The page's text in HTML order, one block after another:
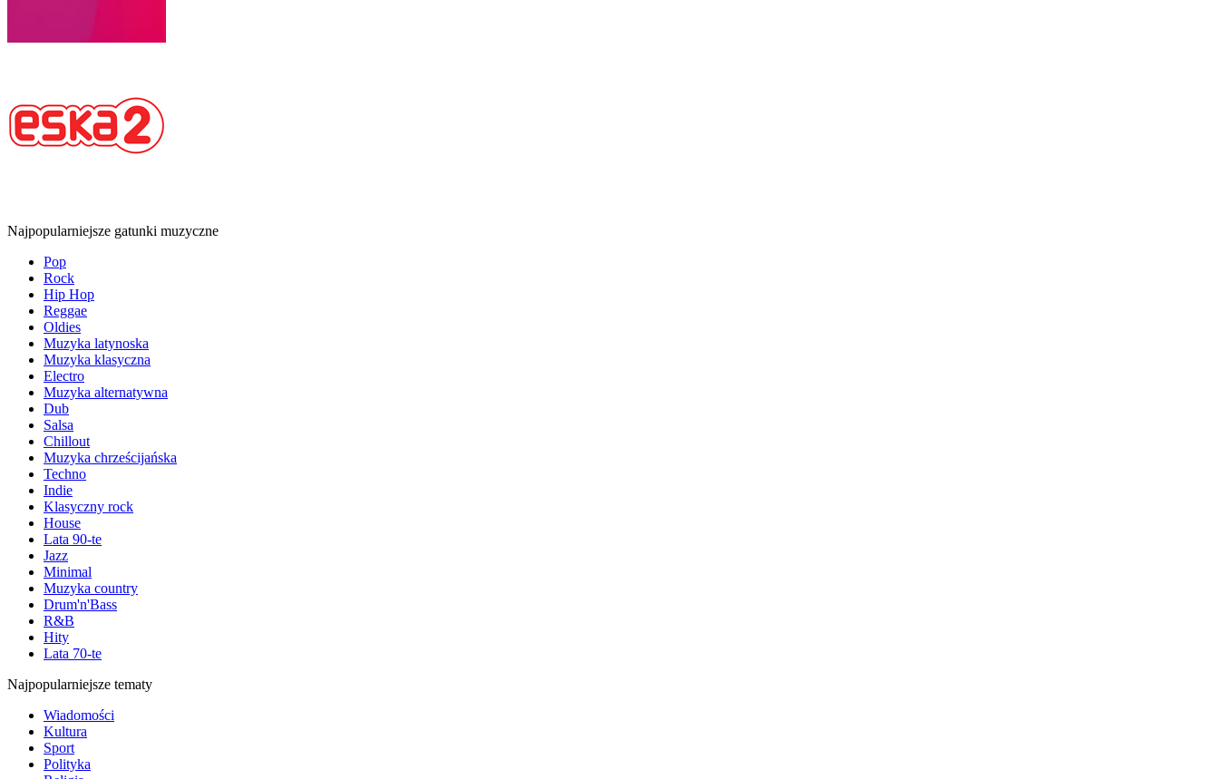
Najpopularniejsze gatunki muzyczne
Pop
Rock
Hip Hop
Reggae
Oldies
Muzyka latynoska
Muzyka klasyczna
Electro
Muzyka alternatywna
Dub
Salsa
Chillout
Muzyka chrześcijańska
Techno
Indie
Klasyczny rock
House
Lata 90-te
Jazz
Minimal
Muzyka country
Drum'n'Bass
R&B
Hity
Lata 70-te
Najpopularniejsze tematy
Wiadomości
Kultura
Sport
Polityka